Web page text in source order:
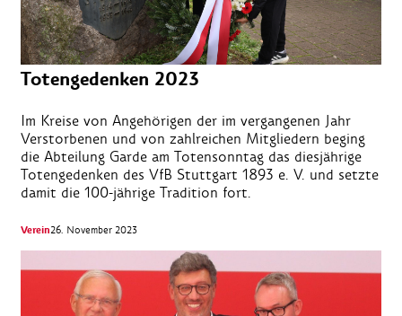
Totengedenken 2023
Im Kreise von Angehörigen der im vergangenen Jahr
Verstorbenen und von zahlreichen Mitgliedern beging
die Abteilung Garde am Totensonntag das diesjährige
Totengedenken des VfB Stuttgart 1893 e. V. und setzte
damit die 100-jährige Tradition fort.
Verein26. November 2023